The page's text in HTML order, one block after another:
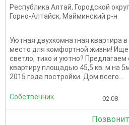
Республика Алтай, Городской
Горно-Алтайск, Майминский р-н
Уютная двухкомнатная квартира
место для комфортной жизни!
светло, тихо и уютно?
квартиру площадью 45,5 кв. м на
2015 года постройки. Дом всего...
Собственник 02.08